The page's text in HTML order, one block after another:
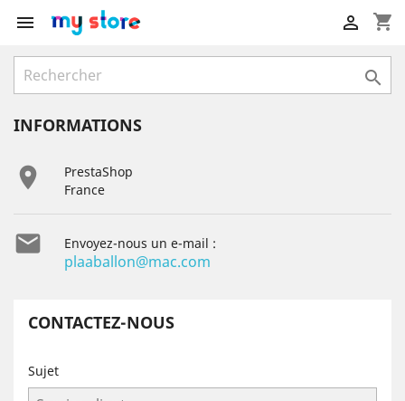
 shopping_cart


INFORMATIONS

PrestaShop
France
 Envoyez-nous un e-mail :
plaaballon@mac.com
CONTACTEZ-NOUS
Sujet